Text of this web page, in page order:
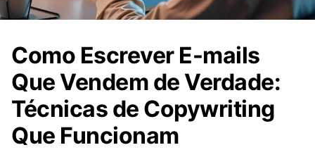
Como Escrever E-mails
Que Vendem de Verdade:
Técnicas de Copywriting
Que Funcionam